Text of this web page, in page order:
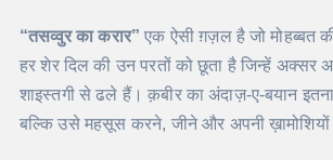
“तसव्वुर का करार” एक ऐसी ग़ज़ल है जो मोहब्बत
हर शेर दिल की उन परतों को छूता है जिन्हें
शाइस्तगी से ढले हैं। क़बीर का अंदाज़-ए-बयान
बल्कि उसे महसूस करने, जीने और अपनी